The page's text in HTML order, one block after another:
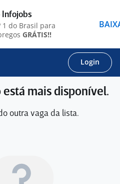
Login
está mais disponível.
outra vaga da lista.
Infojobs
1 do Brasil para
GRÁTIS!!